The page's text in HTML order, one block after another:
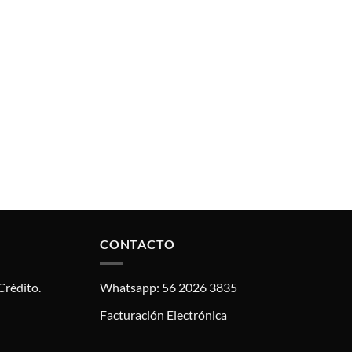
CONTACTO
Whatsapp: 56 2026 3835
Facturación Electrónica